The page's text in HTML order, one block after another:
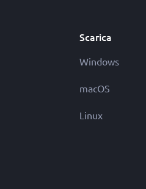
Scarica
Windows
macOS
Linux